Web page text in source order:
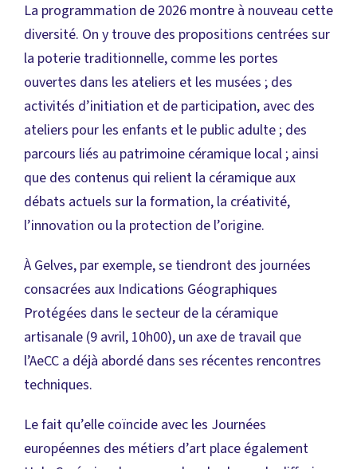
La programmation de 2026 montre à nouveau cette
diversité. On y trouve des propositions centrées sur
la poterie traditionnelle, comme les portes
ouvertes dans les ateliers et les musées ; des
activités d’initiation et de participation, avec des
ateliers pour les enfants et le public adulte ; des
parcours liés au patrimoine céramique local ; ainsi
que des contenus qui relient la céramique aux
débats actuels sur la formation, la créativité,
l’innovation ou la protection de l’origine.
À Gelves, par exemple, se tiendront des journées
consacrées aux Indications Géographiques
Protégées dans le secteur de la céramique
artisanale (9 avril, 10h00), un axe de travail que
l’AeCC a déjà abordé dans ses récentes rencontres
techniques.
Le fait qu’elle coïncide avec les Journées
européennes des métiers d’art place également